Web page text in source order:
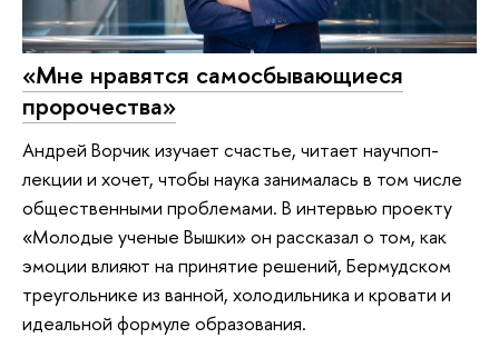
«Мне нравятся самосбывающиеся
пророчества»
Андрей Ворчик изучает счастье, читает научпоп-
лекции и хочет, чтобы наука занималась в том числе
общественными проблемами. В интервью проекту
«Молодые ученые Вышки» он рассказал о том, как
эмоции влияют на принятие решений, Бермудском
треугольнике из ванной, холодильника и кровати и
идеальной формуле образования.